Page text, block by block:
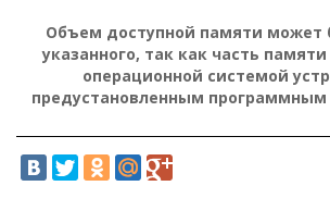
Объем доступной памяти
указанного, так как часть
операционной системой
предустановленным программным